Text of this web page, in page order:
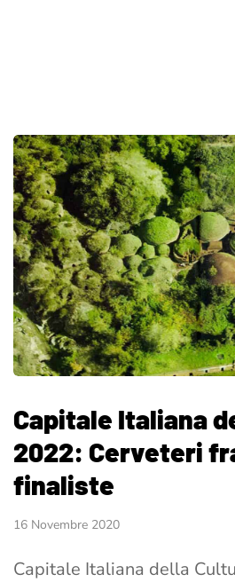
Capitale Italiana
2022: Cerveteri
finaliste
16 Novembre 2020
Capitale Italiana della